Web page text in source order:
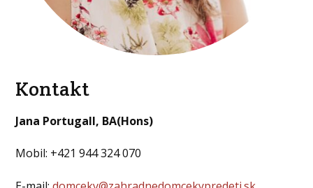
Kontakt
Jana Portugall, BA(Hons)
Mobil: +421 944 324 070